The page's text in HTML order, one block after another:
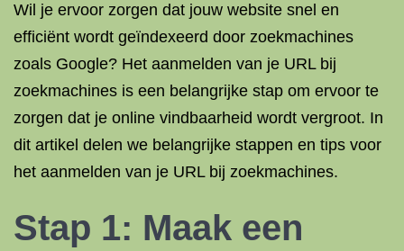
Wil je ervoor zorgen dat jouw website snel en
efficiënt wordt geïndexeerd door zoekmachines
zoals Google? Het aanmelden van je URL bij
zoekmachines is een belangrijke stap om ervoor te
zorgen dat je online vindbaarheid wordt vergroot. In
dit artikel delen we belangrijke stappen en tips voor
het aanmelden van je URL bij zoekmachines.
Stap 1: Maak een